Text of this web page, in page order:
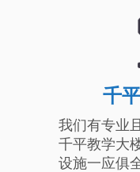
千
我们有专业
千平教学大
设施一应俱